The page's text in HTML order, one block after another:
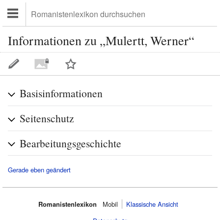
Informationen zu „Mulertt, Werner“
Basisinformationen
Seitenschutz
Bearbeitungsgeschichte
Gerade eben geändert
Romanistenlexikon Mobil‌
Klassische Ansicht